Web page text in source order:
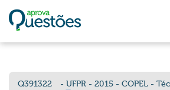
Q391322
- UFPR - 2015 - COPEL -